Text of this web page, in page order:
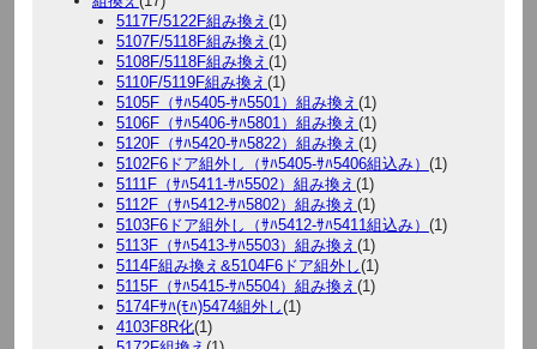
5117F/5122F組み換え (1)
5107F/5118F組み換え (1)
5108F/5118F組み換え (1)
5110F/5119F組み換え (1)
5105F（ｻﾊ5405-ｻﾊ5501）組み換え (1)
5106F（ｻﾊ5406-ｻﾊ5801）組み換え (1)
5120F（ｻﾊ5420-ｻﾊ5822）組み換え (1)
5102F6ドア組外し（ｻﾊ5405-ｻﾊ5406組込み） (1)
5111F（ｻﾊ5411-ｻﾊ5502）組み換え (1)
5112F（ｻﾊ5412-ｻﾊ5802）組み換え (1)
5103F6ドア組外し（ｻﾊ5412-ｻﾊ5411組込み） (1)
5113F（ｻﾊ5413-ｻﾊ5503）組み換え (1)
5114F組み換え&5104F6ドア組外し(1)
5115F（ｻﾊ5415-ｻﾊ5504）組み換え (1)
5174Fｻﾊ(ﾓﾊ)5474組外し(1)
4103F8R化(1)